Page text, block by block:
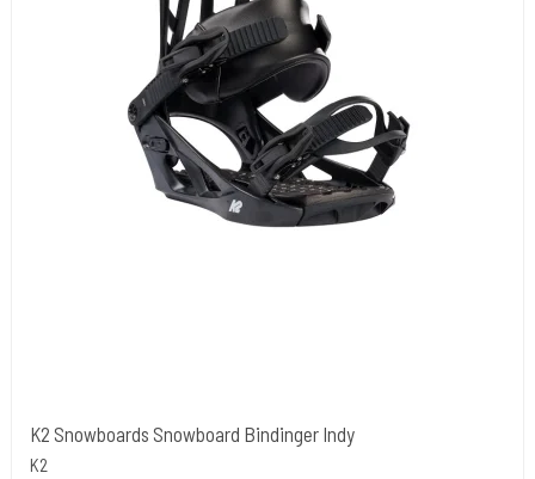
K2 Snowboards Snowboard Bindinger Indy
K2